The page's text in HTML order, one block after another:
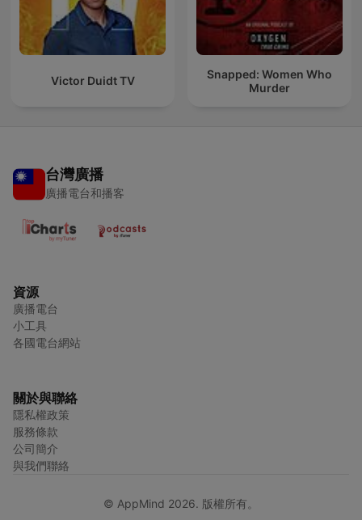
Victor Duidt TV
Snapped: Women Who
Murder
台灣廣播
廣播電台和播客
資源
廣播電台
小工具
各國電台網站
關於與聯絡
隱私權政策
服務條款
公司簡介
與我們聯絡
© AppMind 2026. 版權所有。